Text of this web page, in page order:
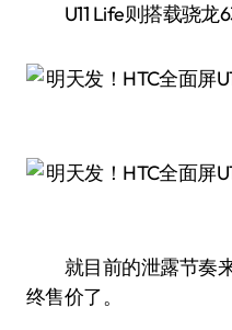
U11 Life则搭载骁龙
就目前的泄露节奏来
终售价了。